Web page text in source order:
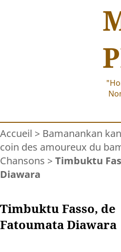
Accueil > Bamanankan
coin des amoureux du
Chansons > Timbuktu
Diawara
Timbuktu Fasso, de
Fatoumata Diawara